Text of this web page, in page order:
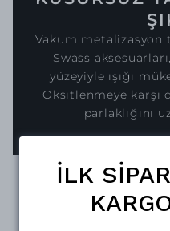
Vakum metalizasyon
Swass
yüzeyiyle ışığı
Oksitlenmeye karşı
parlaklığını
İLK